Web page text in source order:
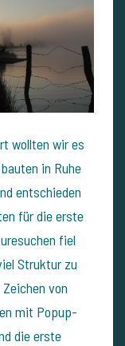
wollten wir es
in Ruhe
entschieden
für die erste
fiel
Struktur zu
von
mit Popup-
die erste